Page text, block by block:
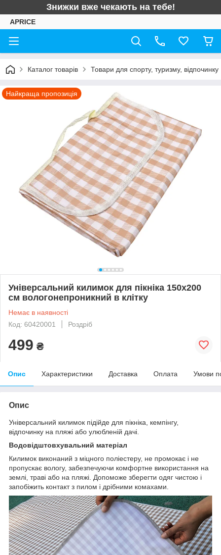
Знижки вже чекають на тебе!
APRICE
Каталог товарів Товари для спорту, туризму, відпочинку
Найкраща пропозиція
Універсальний килимок для пікніка 150х200
см вологонепроникний в клітку
Немає в наявності
Код: 60420001
Роздріб
499 ₴
Опис Характеристики Доставка Оплата Умови
Опис
Універсальний килимок підійде для пікніка, кемпінгу,
відпочинку на пляжі або улюбленій дачі.
Водовідштовхувальний матеріал
Килимок виконаний з міцного поліестеру, не промокає і не
пропускає вологу, забезпечуючи комфортне використання на
землі, траві або на пляжі. Допоможе зберегти одяг чистою і
запобіжить контакт з пилом і дрібними комахами.